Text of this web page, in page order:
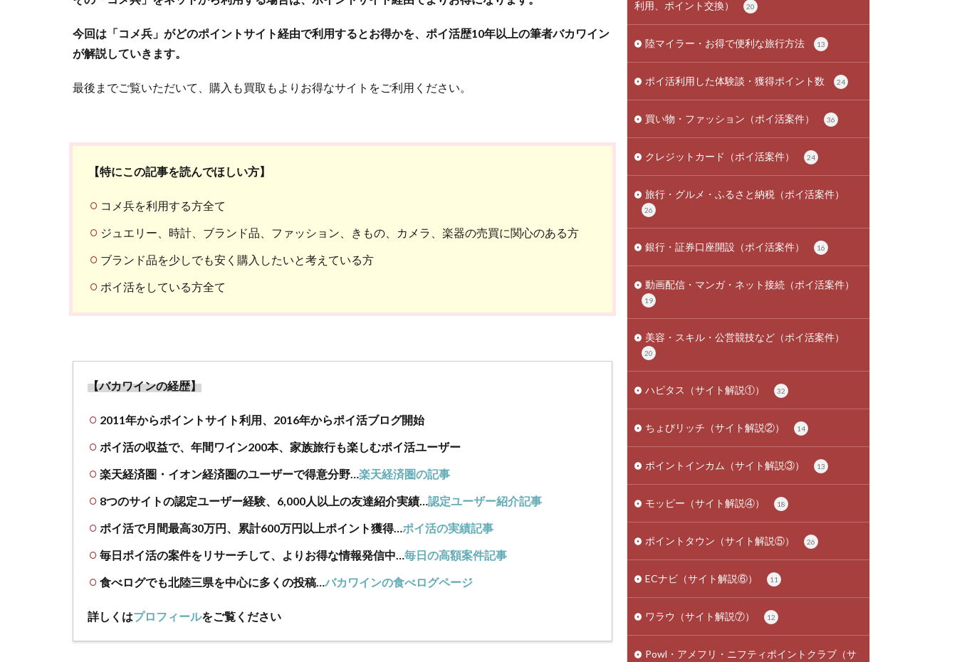
今回は「コメ兵」がどのポイントサイト経由で利用するとお得かを、ポイ活歴10年以上の筆者バカワイン
が解説していきます。
最後までご覧いただいて、購入も買取もよりお得なサイトをご利用ください。
【特にこの記事を読んでほしい方】
コメ兵を利用する方全て
ジュエリー、時計、ブランド品、ファッション、きもの、カメラ、楽器の売買に関心のある方
ブランド品を少しでも安く購入したいと考えている方
ポイ活をしている方全て
【バカワインの経歴】
2011年からポイントサイト利用、2016年からポイ活ブログ開始
ポイ活の収益で、年間ワイン200本、家族旅行も楽しむポイ活ユーザー
楽天経済圏・イオン経済圏のユーザーで得意分野…楽天経済圏の記事
8つのサイトの認定ユーザー経験、6,000人以上の友達紹介実績…認定ユーザー紹介記事
ポイ活で月間最高30万円、累計600万円以上ポイント獲得…ポイ活の実績記事
毎日ポイ活の案件をリサーチして、よりお得な情報発信中…毎日の高額案件記事
食べログでも北陸三県を中心に多くの投稿…バカワインの食べログページ
詳しくはプロフィールをご覧ください
利用、ポイント交換）
20
陸マイラー・お得で便利な旅行方法 13
ポイ活利用した体験談・獲得ポイント数 24
買い物・ファッション（ポイ活案件） 36
クレジットカード（ポイ活案件） 24
旅行・グルメ・ふるさと納税（ポイ活案件）
26
銀行・証券口座開設（ポイ活案件） 16
動画配信・マンガ・ネット接続（ポイ活案件）
19
美容・スキル・公営競技など（ポイ活案件）
20
ハピタス（サイト解説①） 32
ちょびリッチ（サイト解説②） 14
ポイントインカム（サイト解説③） 13
モッピー（サイト解説④） 18
ポイントタウン（サイト解説⑤） 26
ECナビ（サイト解説⑥） 11
ワラウ（サイト解説⑦） 12
Powl・アメフリ・ニフティポイントクラブ（サ